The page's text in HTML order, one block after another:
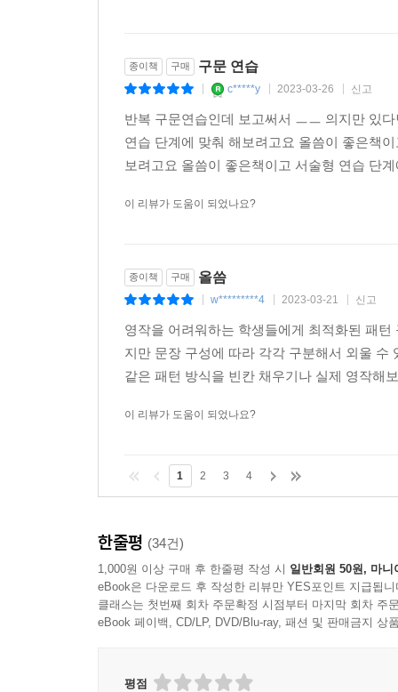
종이책 구매 구문 연습
c*****y 2023-03-26 신고
반복 구문연습인데 보고써서 ㅡㅡ 의지만 있
연습 단계에 맞춰 해보려고요 올씀이 좋은책
보려고요 올씀이 좋은책이고 서술형 연습 단
이 리뷰가 도움이 되었나요?
종이책 구매 올씀
w*********4 2023-03-21 신고
영작을 어려워하는 학생들에게 최적화된 패
지만 문장 구성에 따라 각각 구분해서 외울
같은 패턴 방식을 빈칸 채우기나 실제 영작해
이 리뷰가 도움이 되었나요?
1 2 3 4
한줄평 (34건)
1,000원 이상 구매 후 한줄평 작성 시 일반회원 50원, 마니
eBook은 다운로드 후 작성한 리뷰만 YES포인트 지급됩니
클래스는 첫번째 회차 주문확정 시점부터 마지막 회차 주
eBook 페이백, CD/LP, DVD/Blu-ray, 패션 및 판매금지 상
평점